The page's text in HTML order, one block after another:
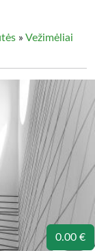
» Vežimėliai
0.00 €